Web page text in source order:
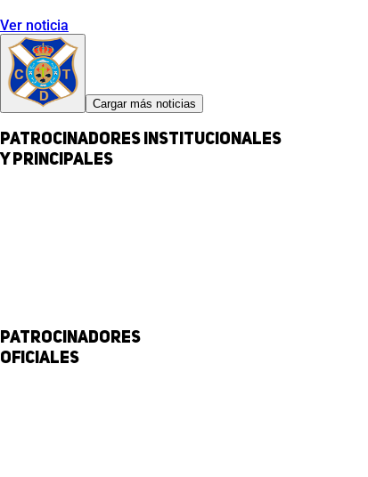
Ver noticia
Cargar más noticias
Patrocinadores institucionales
y principales
Patrocinadores
Oficiales